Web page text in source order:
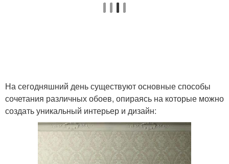
На сегодняшний день существуют основные способы
сочетания различных обоев, опираясь на которые можно
создать уникальный интерьер и дизайн: